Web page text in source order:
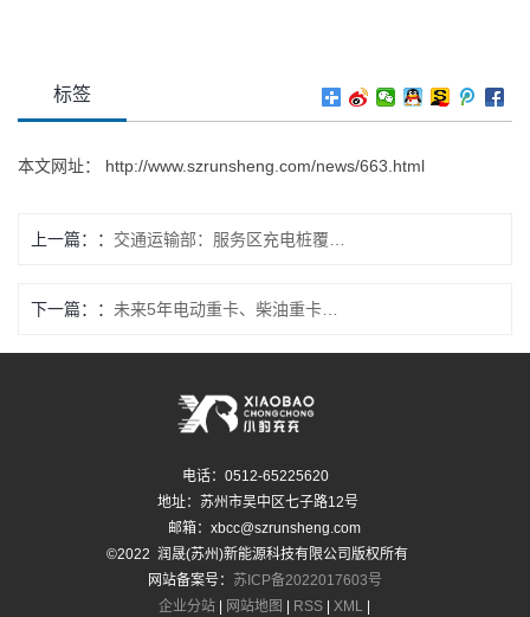
标签
本文网址： http://www.szrunsheng.com/news/663.html
上一篇：
下一篇：
电话：0512-65225620
地址：苏州市吴中区七子路12号
邮箱：xbcc@szrunsheng.com
©2022 润晟(苏州)新能源科技有限公司版权所有
网站备案号： 苏ICP备2022017603号
企业分站 | 网站地图 | RSS | XML |